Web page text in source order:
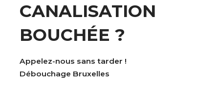
CANALISATION
BOUCHÉE ?
Appelez-nous sans tarder !
Débouchage Bruxelles